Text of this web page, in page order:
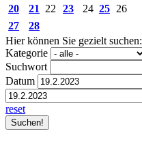
20
21 22 23 24 25 26
27
28
Hier können Sie gezielt suchen:
Kategorie
Suchwort
Datum
reset